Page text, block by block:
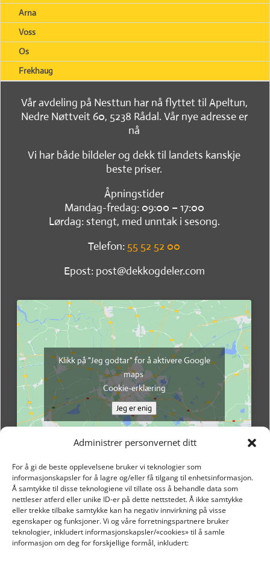
Administrer personvernet ditt
For å gi de beste opplevelsene bruker vi teknologier som
informasjonskapsler for å lagre og/eller få tilgang til enhetsinformasjon.
Å samtykke til disse teknologiene vil tillate oss å behandle data som
nettleser atferd eller unike ID-er på dette nettstedet. Å ikke samtykke
eller trekke tilbake samtykke kan ha negativ innvirkning på visse
egenskaper og funksjoner. Vi og våre forretningspartnere bruker
teknologier, inkludert informasjonskapsler/«cookies» til å samle
informasjon om deg for forskjellige formål, inkludert:
Arna
Voss
Os
Frekhaug
Vår avdeling på Nesttun har nå flyttet til Apeltun,
Nedre Nøttveit 60, 5238 Rådal. Vår nye adresse er
nå
Vi har både bildeler og dekk til landets kanskje
beste priser.
Åpningstider
Mandag-fredag: 09:00 – 17:00
Lørdag: stengt, med unntak i sesong.
Telefon: 55 52 52 00
Epost: post@dekkogdeler.com
Klikk på "Jeg godtar" for å aktivere Google
maps
Cookie-erklæring
Jeg er enig